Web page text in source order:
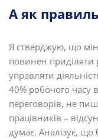
А як
Я стверджую, що
повинен
управляти
40% робочого часу
переговорів, не
працівників –
думає. Аналізує, що